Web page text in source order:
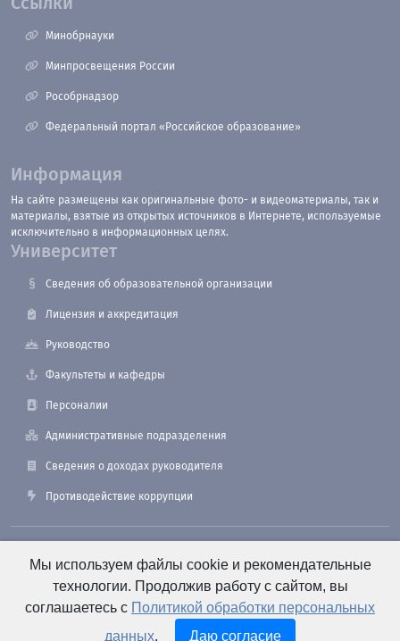
Минобрнауки
Минпросвещения России
Рособрнадзор
Федеральный портал «Российское образование»
Информация
На сайте размещены как оригинальные фото- и видеоматериалы, так и
материалы, взятые из открытых источников в Интернете, используемые
исключительно в информационных целях.
Университет
Сведения об образовательной организации
Лицензия и аккредитация
Руководство
Факультеты и кафедры
Персоналии
Административные подразделения
Сведения о доходах руководителя
Противодействие коррупции
190121, Санкт-Петербург, ул. Лоцманская, 3
+7 (812) 495-26-48 Оперативный дежурный
e-mail: office@smtu.ru
Мы используем файлы cookie и рекомендательные
технологии. Продолжив работу с сайтом, вы
соглашаетесь с Политикой обработки персональных
данных. Даю согласие